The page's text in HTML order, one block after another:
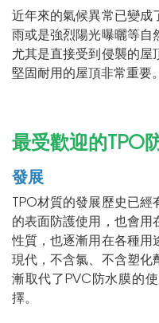
近年來的氣候異常已變成
雨或是強烈陽光曝曬等自
尤其是直接受到侵襲的屋
堅固耐用的屋頂非常重要。
最受歡迎的TPO
發展
TPO材質的發展歷史已經
的表面防護使用，也會用
性質，也逐漸用在各種用
現代，不含氯、不含塑化
漸取代了PVC防水膜的
擇。